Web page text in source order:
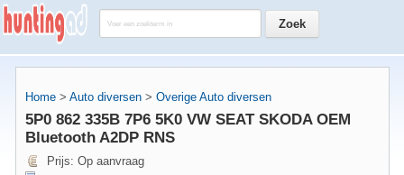
Home > Auto diversen > Overige Auto diversen
5P0 862 335B 7P6 5K0 VW SEAT SKODA OEM
Bluetooth A2DP RNS
Prijs: Op aanvraag